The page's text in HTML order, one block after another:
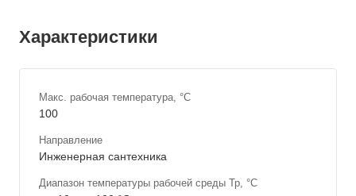
Характеристики
Макс. рабочая температура, °С
100
Направление
Инженерная сантехника
Диапазон температуры рабочей среды Тр, °С